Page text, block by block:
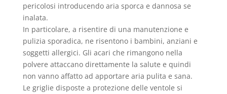
pericolosi introducendo aria sporca e dannosa se
inalata.
In particolare, a risentire di una manutenzione e
pulizia sporadica, ne risentono i bambini, anziani e
soggetti allergici. Gli acari che rimangono nella
polvere attaccano direttamente la salute e quindi
non vanno affatto ad apportare aria pulita e sana.
Le griglie disposte a protezione delle ventole si